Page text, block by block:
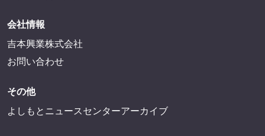
会社情報
吉本興業株式会社
お問い合わせ
その他
よしもとニュースセンターアーカイブ